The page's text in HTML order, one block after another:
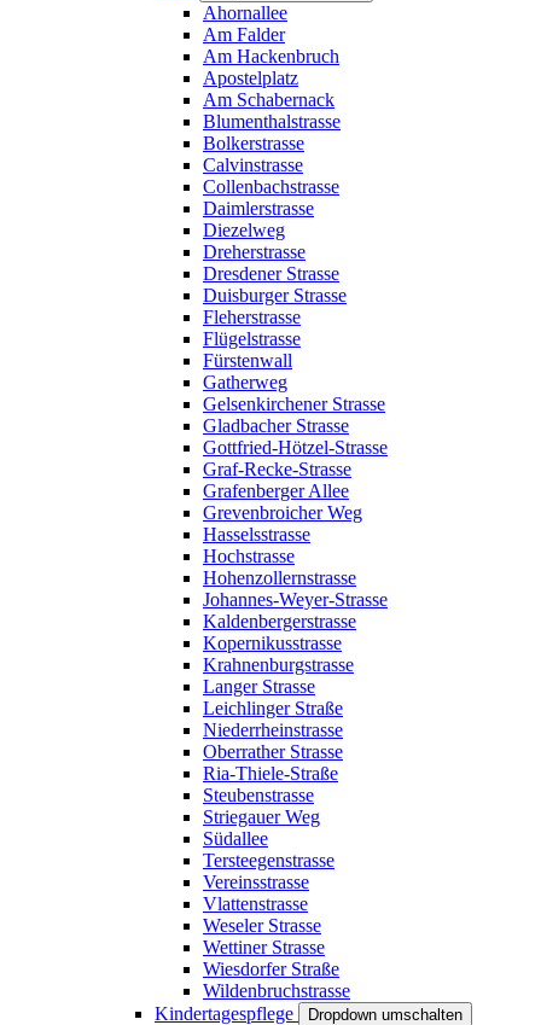
Ahornallee
Am Falder
Am Hackenbruch
Apostelplatz
Am Schabernack
Blumenthalstrasse
Bolkerstrasse
Calvinstrasse
Collenbachstrasse
Daimlerstrasse
Diezelweg
Dreherstrasse
Dresdener Strasse
Duisburger Strasse
Fleherstrasse
Flügelstrasse
Fürstenwall
Gatherweg
Gelsenkirchener Strasse
Gladbacher Strasse
Gottfried-Hötzel-Strasse
Graf-Recke-Strasse
Grafenberger Allee
Grevenbroicher Weg
Hasselsstrasse
Hochstrasse
Hohenzollernstrasse
Johannes-Weyer-Strasse
Kaldenbergerstrasse
Kopernikusstrasse
Krahnenburgstrasse
Langer Strasse
Leichlinger Straße
Niederrheinstrasse
Oberrather Strasse
Ria-Thiele-Straße
Steubenstrasse
Striegauer Weg
Südallee
Tersteegenstrasse
Vereinsstrasse
Vlattenstrasse
Weseler Strasse
Wettiner Strasse
Wiesdorfer Straße
Wildenbruchstrasse
Kindertagespflege
Dropdown umschalten